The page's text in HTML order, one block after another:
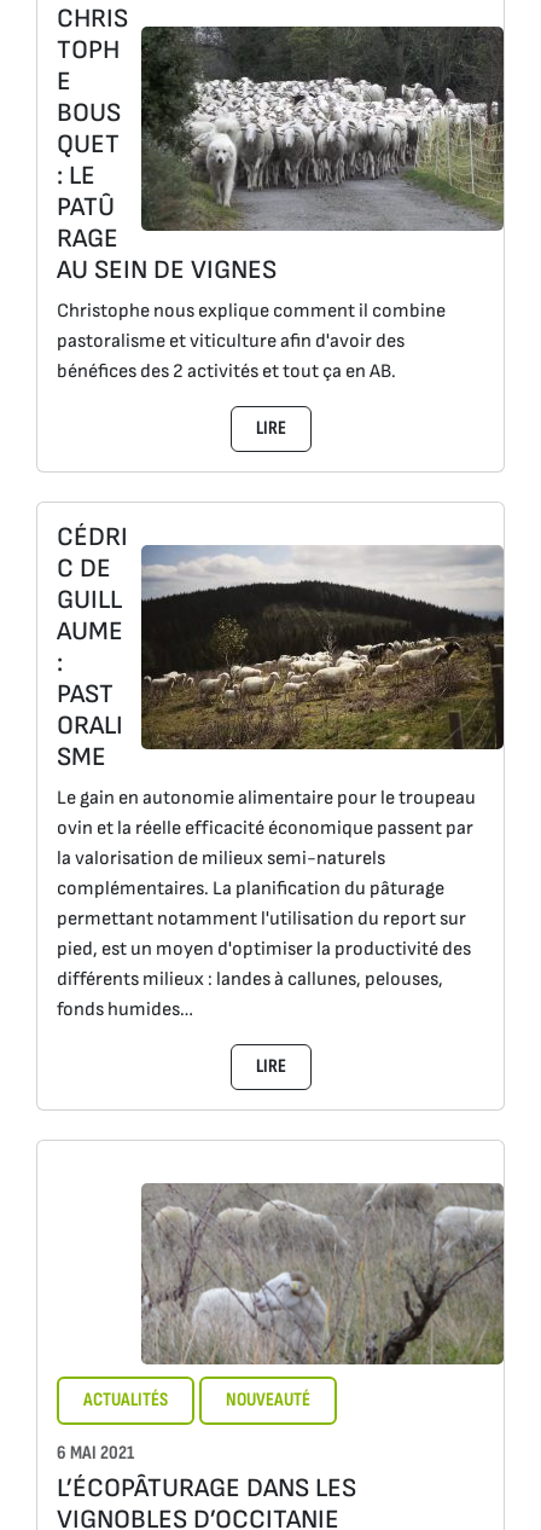
CHRIS
TOPH
E
BOUS
QUET
: LE
PATÛ
RAGE
AU SEIN DE VIGNES
Christophe nous explique comment il combine
pastoralisme et viticulture afin d'avoir des
bénéfices des 2 activités et tout ça en AB.
LIRE
CÉDRI
C DE
GUILL
AUME
:
PAST
ORALI
SME
Le gain en autonomie alimentaire pour le troupeau
ovin et la réelle efficacité économique passent par
la valorisation de milieux semi-naturels
complémentaires. La planification du pâturage
permettant notamment l'utilisation du report sur
pied, est un moyen d'optimiser la productivité des
différents milieux : landes à callunes, pelouses,
fonds humides…
LIRE
ACTUALITÉS NOUVEAUTÉ
6 MAI 2021
L’ÉCOPÂTURAGE DANS LES
VIGNOBLES D’OCCITANIE